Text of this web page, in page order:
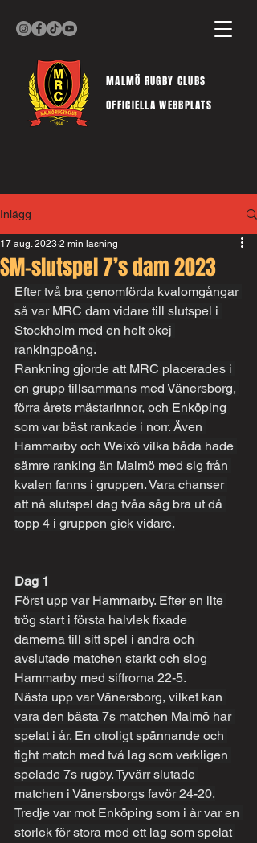
MALMÖ RUGBY CLUBS
OFFICIELLA WEBBPLATS
Inlägg
SM-slutspel 7’s dam 2023
17 aug. 2023 2 min läsning
Efter två bra genomförda kvalomgångar
så var MRC dam vidare till slutspel i
Stockholm med en helt okej
rankingpoäng.
Rankning gjorde att MRC placerades i
en grupp tillsammans med Vänersborg,
förra årets mästarinnor, och Enköping
som var bäst rankade i norr. Även
Hammarby och Weixö vilka båda hade
sämre ranking än Malmö med sig från
kvalen fanns i gruppen. Vara chanser
att nå slutspel dag tvåa såg bra ut då
topp 4 i gruppen gick vidare.
Dag 1
Först upp var Hammarby. Efter en lite
trög start i första halvlek fixade
damerna till sitt spel i andra och
avslutade matchen starkt och slog
Hammarby med siffrorna 22-5.
Nästa upp var Vänersborg, vilket kan
vara den bästa 7s matchen Malmö har
spelat i år. En otroligt spännande och
tight match med två lag som verkligen
spelade 7s rugby. Tyvärr slutade
matchen i Vänersborgs favör 24-20.
Tredje var mot Enköping som i år var en
storlek för stora med ett lag som spelat